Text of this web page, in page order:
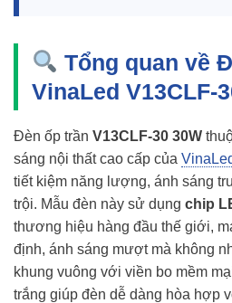
Tổng quan về
VinaLed V13CLF-
Đèn ốp trần V13CLF-30 30W
sáng nội thất cao cấp của
tiết kiệm năng lượng, ánh sáng
trội. Mẫu đèn này sử dụng chip
thương hiệu hàng đầu thế giới,
định, ánh sáng mượt mà không
khung vuông với viền bo mềm
trắng giúp đèn dễ dàng hòa hợp